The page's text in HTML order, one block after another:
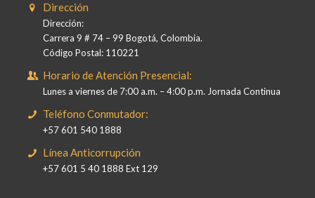
Dirección
Dirección:
Carrera 9 # 74 – 99 Bogotá, Colombia.
Código Postal: 110221
Horario de Atención Presencial:
Lunes a viernes de 7:00 a.m. – 4:00 p.m. Jornada Continua
Teléfono Conmutador:
+57 601 540 1888
Línea Anticorrupción
+57 601 5 40 1888 Ext 129